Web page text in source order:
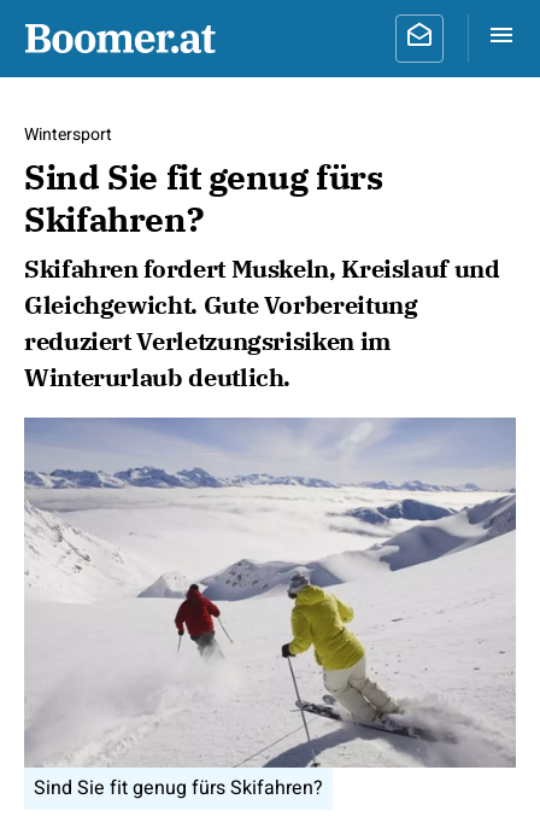
Wintersport
Sind Sie fit genug fürs
Skifahren?
Skifahren fordert Muskeln, Kreislauf und
Gleichgewicht. Gute Vorbereitung
reduziert Verletzungsrisiken im
Winterurlaub deutlich.
Sind Sie fit genug fürs Skifahren?